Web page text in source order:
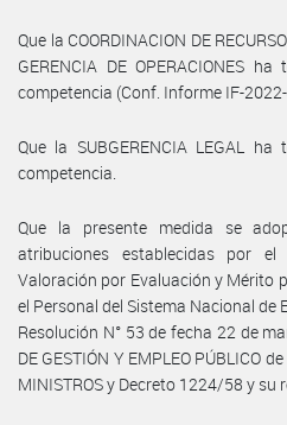
Que la COORDINACION DE
GERENCIA DE OPERACIONES
competencia (Conf. Informe IF-
Que la SUBGERENCIA LEGAL
competencia.
Que la presente medida se
atribuciones establecidas por
Valoración por Evaluación y Mérito
el Personal del Sistema Nacional de
Resolución N° 53 de fecha 22 de
DE GESTIÓN Y EMPLEO PÚBLICO
MINISTROS y Decreto 1224/58 y su